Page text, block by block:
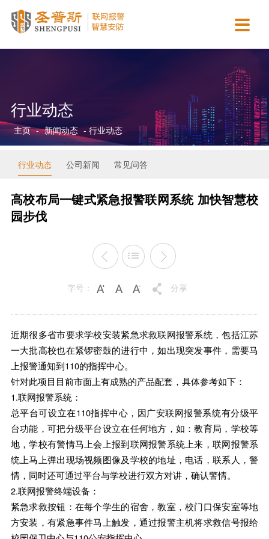
主营业务
智慧消防运营服务
智慧安防运营服务
智慧用电运营服务
保安派遣服务
智慧城市
智慧医疗
智慧金融
智慧司法
智慧公安
智慧交通
智慧市政
新闻动态
行业动态
常见问答
合作案例
政府机关
园区工厂
平安校园
资质认证
营业执照
协会认证
专利软著
关于我们
公司简介
团队介绍
发展历程
招贤纳士
联系我们

行业动态
主页 - 新闻动态 - 行业动态
行业动态 公司新闻 常见问答
高校布局一键式紧急报警联网系统 加快智慧校
园步伐
字号： 分享
近期很多省市要求学校安装紧急求救联网报警系统，包括江苏
一大批高校也在紧锣密鼓的进行中，如出现突发事件，需要马
上报警通知到110的指挥中心。
针对此项目目前市面上有成熟的产品配套，具体参考如下：
1.联网报警系统：
总平台可设立在110指挥中心，因广安联网报警系统有分级平
台功能，可把分级平台设立在任何地方，如：教育局，学校等
地，学校有警情马上会上报到联网报警系统上来，联网报警系
统上马上弹出现场视频图像及学校的地址，电话，联系人，警
情，同时还可通过平台与学校进行双方对讲，确认警情。
2.联网报警终端设备：
紧急求救按钮：在每个学生的宿舍，教室，校门口保安室等地
方安装，有紧急事件马上触发，通过报警主机将求救信号报给